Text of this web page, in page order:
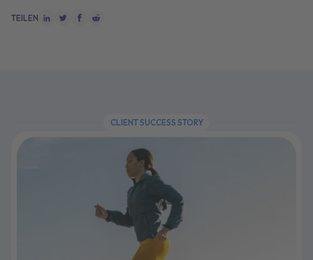
TEILEN
CLIENT SUCCESS STORY